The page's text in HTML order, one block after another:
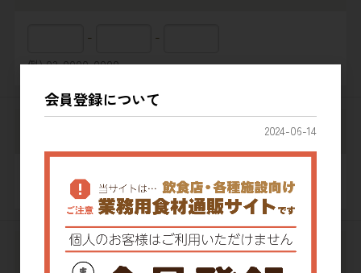
- -
例) 03-0000-0000
- -
ホームページURL
会員登録について
2024-06-14